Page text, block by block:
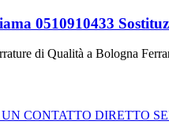
0510910433
di Qualità a Bologna
CONTATTO DIRETTO